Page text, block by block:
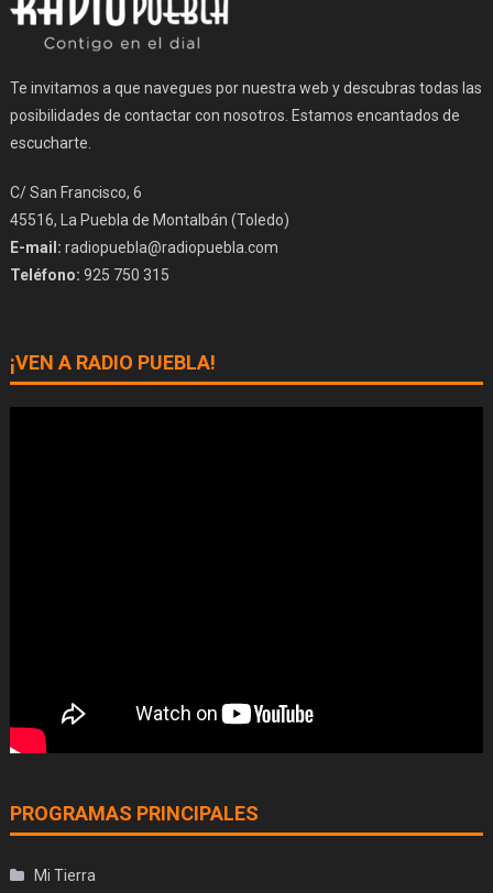
Te invitamos a que navegues por nuestra web y descubras todas las
posibilidades de contactar con nosotros. Estamos encantados de
escucharte.
C/ San Francisco, 6
45516, La Puebla de Montalbán (Toledo)
E-mail: radiopuebla@radiopuebla.com
Teléfono: 925 750 315
¡VEN A RADIO PUEBLA!
PROGRAMAS PRINCIPALES
Mi Tierra